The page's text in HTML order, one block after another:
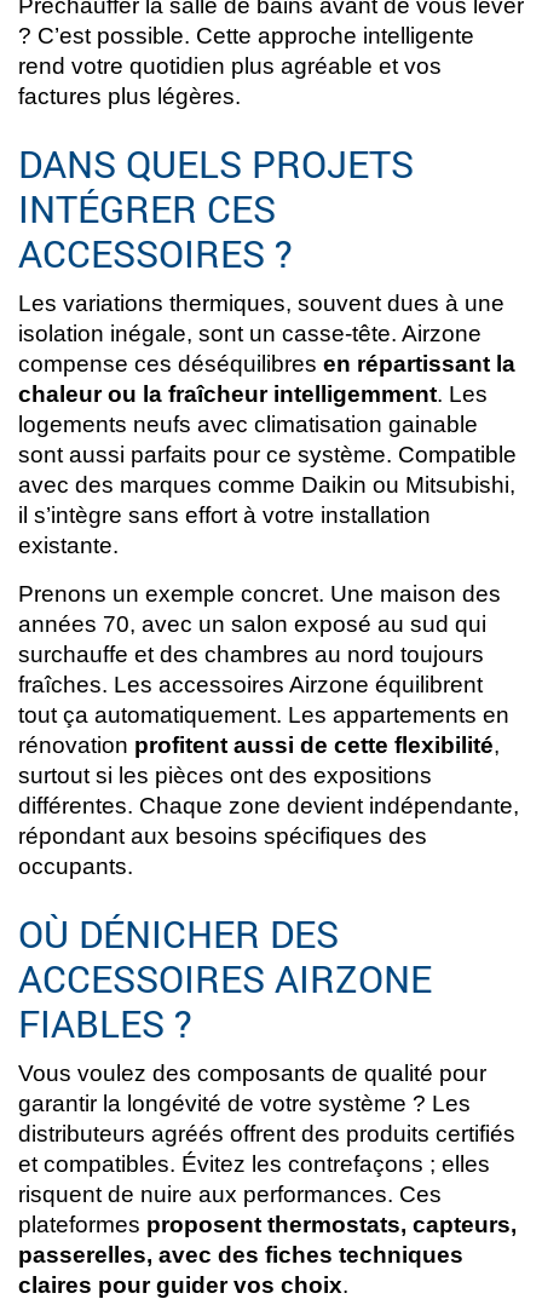
? C’est possible. Cette approche intelligente
rend votre quotidien plus agréable et vos
factures plus légères.
DANS QUELS PROJETS
INTÉGRER CES
ACCESSOIRES ?
Les variations thermiques, souvent dues à une
isolation inégale, sont un casse-tête. Airzone
compense ces déséquilibres en répartissant la
chaleur ou la fraîcheur intelligemment. Les
logements neufs avec climatisation gainable
sont aussi parfaits pour ce système. Compatible
avec des marques comme Daikin ou Mitsubishi,
il s’intègre sans effort à votre installation
existante.
Prenons un exemple concret. Une maison des
années 70, avec un salon exposé au sud qui
surchauffe et des chambres au nord toujours
fraîches. Les accessoires Airzone équilibrent
tout ça automatiquement. Les appartements en
rénovation profitent aussi de cette flexibilité,
surtout si les pièces ont des expositions
différentes. Chaque zone devient indépendante,
répondant aux besoins spécifiques des
occupants.
OÙ DÉNICHER DES
ACCESSOIRES AIRZONE
FIABLES ?
Vous voulez des composants de qualité pour
garantir la longévité de votre système ? Les
distributeurs agréés offrent des produits certifiés
et compatibles. Évitez les contrefaçons ; elles
risquent de nuire aux performances. Ces
plateformes proposent thermostats, capteurs,
passerelles, avec des fiches techniques
claires pour guider vos choix.